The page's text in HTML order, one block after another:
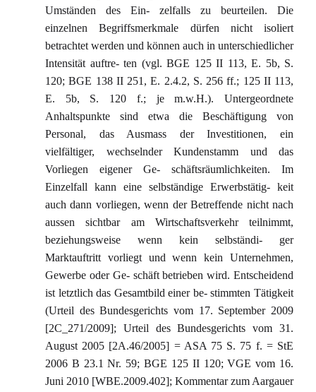
Umständen des Ein- zelfalls zu beurteilen. Die
einzelnen Begriffsmerkmale dürfen nicht isoliert
betrachtet werden und können auch in unterschiedlicher
Intensität auftre- ten (vgl. BGE 125 II 113, E. 5b, S.
120; BGE 138 II 251, E. 2.4.2, S. 256 ff.; 125 II 113,
E. 5b, S. 120 f.; je m.w.H.). Untergeordnete
Anhaltspunkte sind etwa die Beschäftigung von
Personal, das Ausmass der Investitionen, ein
vielfältiger, wechselnder Kundenstamm und das
Vorliegen eigener Ge- schäftsräumlichkeiten. Im
Einzelfall kann eine selbständige Erwerbstätig- keit
auch dann vorliegen, wenn der Betreffende nicht nach
aussen sichtbar am Wirtschaftsverkehr teilnimmt,
beziehungsweise wenn kein selbständi- ger
Marktauftritt vorliegt und wenn kein Unternehmen,
Gewerbe oder Ge- schäft betrieben wird. Entscheidend
ist letztlich das Gesamtbild einer be- stimmten Tätigkeit
(Urteil des Bundesgerichts vom 17. September 2009
[2C_271/2009]; Urteil des Bundesgerichts vom 31.
August 2005 [2A.46/2005] = ASA 75 S. 75 f. = StE
2006 B 23.1 Nr. 59; BGE 125 II 120; VGE vom 16.
Juni 2010 [WBE.2009.402]; Kommentar zum Aargauer